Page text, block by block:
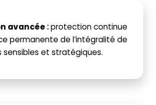
avancée : protection continue
permanente de l’intégralité de
sensibles et stratégiques.